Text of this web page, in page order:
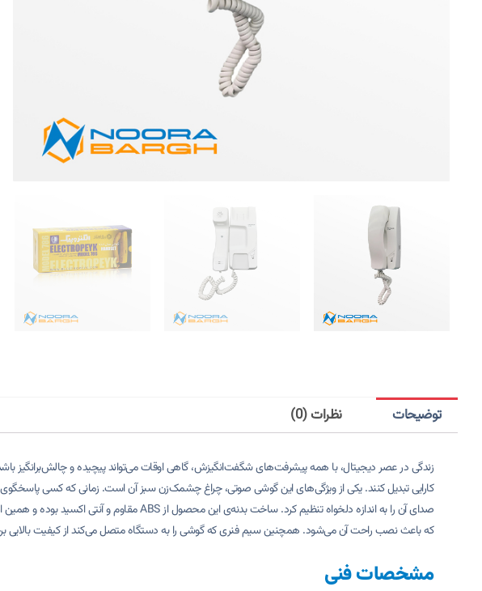
توضیحات نظرات (0)
زندگی در عصر دیجیتال، با همه پیشرفت‌های شگفت‌انگیزش، گاهی اوقات می‌تواند پیچیده و چالش‌برانگیز
کارایی تبدیل کنند. یکی از ویژگی‌های این گوشی صوتی، چراغ چشمک‌زن سبز آن است. زمانی که کسی
صدای آن را به اندازه دلخواه‌ تنظیم کرد.ساخت بدنه‌ی این محصول از ABS مقاوم و آنتی اکسید بوده و همین امر کمک می‌کند تغییر رنگی در محصول ایجاد نشود.
که باعث نصب راحت آن می‌شود. همچنین سیم فنری که گوشی را به دستگاه متصل می‌کند از کیفیت بالایی
مشخصات فنی